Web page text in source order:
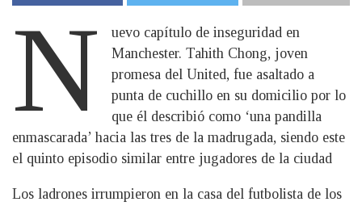
N
uevo capítulo de inseguridad en
Manchester. Tahith Chong, joven
promesa del United, fue asaltado a
punta de cuchillo en su domicilio por lo
que él describió como ‘una pandilla
enmascarada’ hacia las tres de la madrugada, siendo este
el quinto episodio similar entre jugadores de la ciudad
Los ladrones irrumpieron en la casa del futbolista de los